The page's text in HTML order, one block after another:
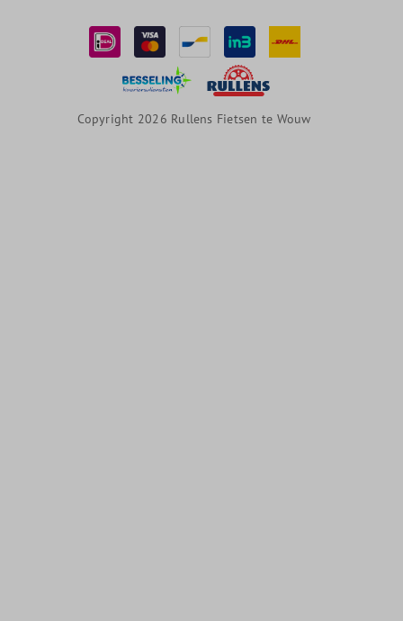
Copyright 2026 Rullens Fietsen te Wouw